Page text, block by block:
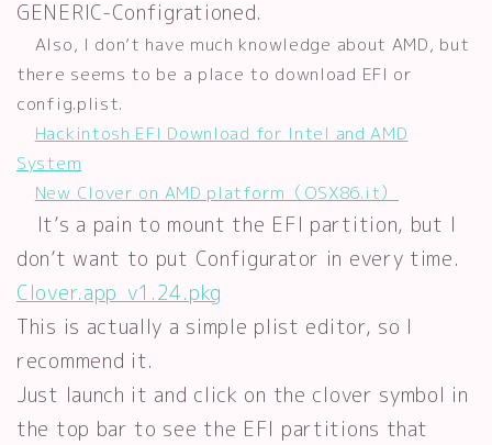
GENERIC-Configrationed.
Also, I don’t have much knowledge about AMD, but
there seems to be a place to download EFI or
config.plist.
Hackintosh EFI Download for Intel and AMD
System
New Clover on AMD platform（OSX86.it）
It’s a pain to mount the EFI partition, but I
don’t want to put Configurator in every time.
Clover.app_v1.24.pkg
This is actually a simple plist editor, so I
recommend it.
Just launch it and click on the clover symbol in
the top bar to see the EFI partitions that